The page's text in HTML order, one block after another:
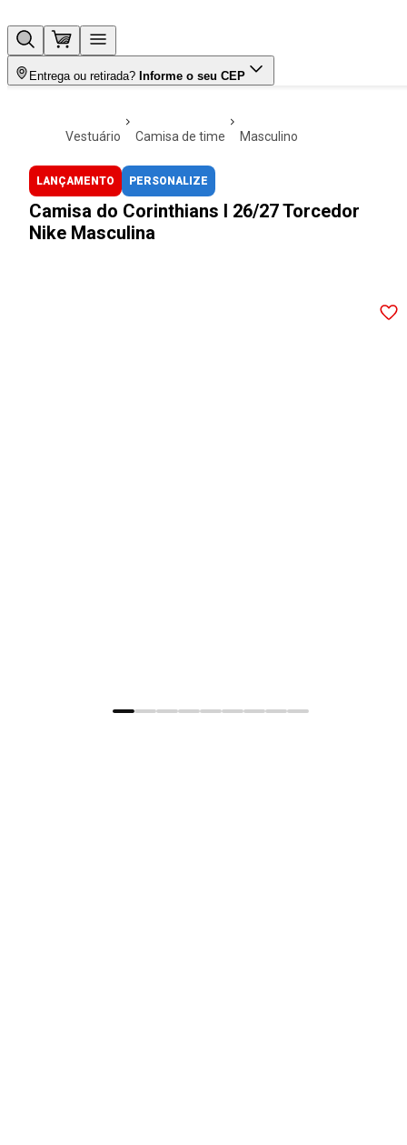
Entrega ou retirada? Informe o seu CEP
vestuário camisa de time masculino
LANÇAMENTO PERSONALIZE
Camisa do Corinthians I 26/27 Torcedor
Nike Masculina